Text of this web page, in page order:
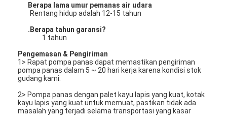
Berapa lama umur pemanas air udara
Rentang hidup adalah 12-15 tahun
.Berapa tahun garansi?
1 tahun
Pengemasan & Pengiriman
1> Rapat pompa panas dapat memastikan pengiriman
pompa panas dalam 5 ~ 20 hari kerja karena kondisi stok
gudang kami.
2> Pompa panas dengan palet kayu lapis yang kuat, kotak
kayu lapis yang kuat untuk memuat, pastikan tidak ada
masalah yang terjadi selama transportasi yang kasar